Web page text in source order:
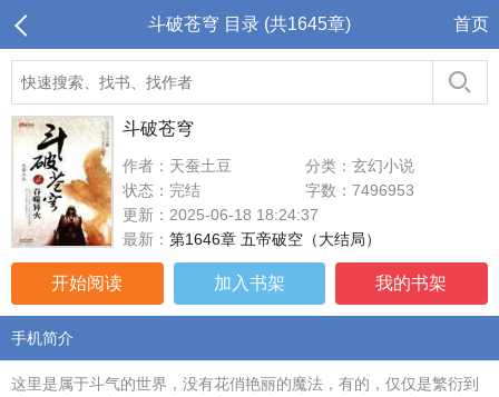
斗破苍穹 目录 (共1645章) 首页
斗破苍穹
作者：天蚕土豆
分类：玄幻小说
状态：完结
字数：7496953
更新：2025-06-18 18:24:37
最新： 第1646章 五帝破空（大结局）
开始阅读 加入书架 我的书架
手机简介
这里是属于斗气的世界，没有花俏艳丽的魔法，有的，仅仅是繁衍到